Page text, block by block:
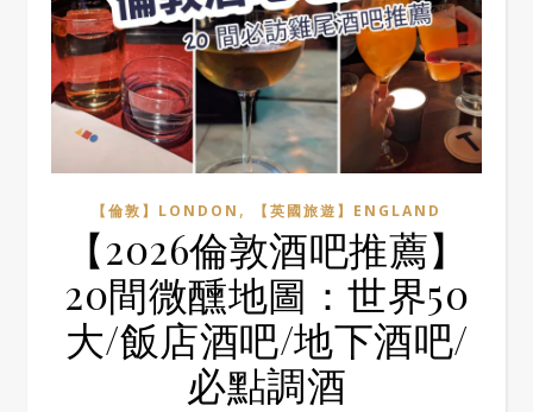
【倫敦】LONDON , 【英國旅遊】ENGLAND
【2026倫敦酒吧推薦】
20間微醺地圖：世界50
大/飯店酒吧/地下酒吧/
必點調酒